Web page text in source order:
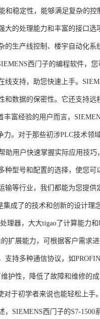
稳定性，能够满足复杂的控
大的处理能力和丰富的接口选
生产线控制、楼宇自动化系
西门子的编程软件，
支持，助您快速上手。
数据的保密性。它还支持远
富经验的用户而言，
。对于那些初涉PLC技术领
助用户快速掌握实际应用技巧
型号和配置的选择，使您可
等行业，我们都能为您提供
了的技术和创新的设计理
理器，大大tigao了计算能力
扩展能力，可根据客户需求
持多种通信协议，如
护性，降低了故障和维修的
于初学者来说也能轻松上手
SIEMENS西门子的S7-1500